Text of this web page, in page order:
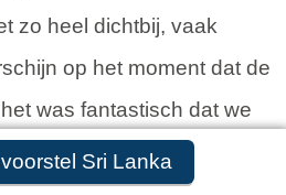
aanvragen
zo heel dichtbij, vaak
op het moment dat de
was fantastisch dat we
een kleine kudde. Vier
Sri Lanka